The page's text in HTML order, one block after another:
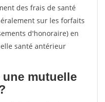
des frais de santé
sur les forfaits
d'honoraire) en
santé antérieur
mutuelle